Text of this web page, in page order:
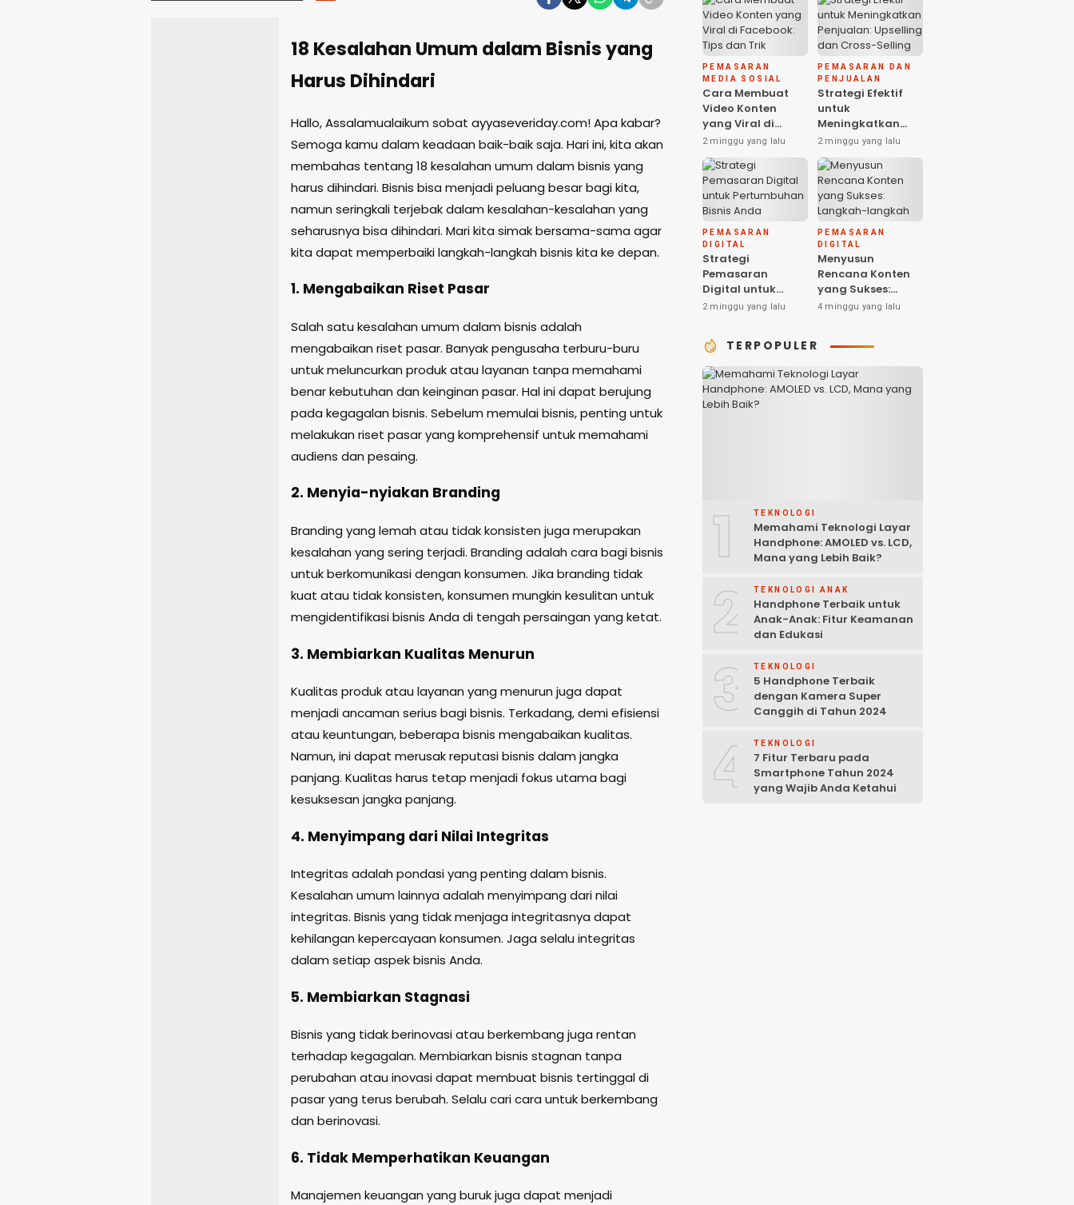
18 Kesalahan Umum dalam Bisnis yang
Harus Dihindari
Hallo, Assalamualaikum sobat ayyaseveriday.com! Apa kabar?
Semoga kamu dalam keadaan baik-baik saja. Hari ini, kita akan
membahas tentang 18 kesalahan umum dalam bisnis yang
harus dihindari. Bisnis bisa menjadi peluang besar bagi kita,
namun seringkali terjebak dalam kesalahan-kesalahan yang
seharusnya bisa dihindari. Mari kita simak bersama-sama agar
kita dapat memperbaiki langkah-langkah bisnis kita ke depan.
1. Mengabaikan Riset Pasar
Salah satu kesalahan umum dalam bisnis adalah
mengabaikan riset pasar. Banyak pengusaha terburu-buru
untuk meluncurkan produk atau layanan tanpa memahami
benar kebutuhan dan keinginan pasar. Hal ini dapat berujung
pada kegagalan bisnis. Sebelum memulai bisnis, penting untuk
melakukan riset pasar yang komprehensif untuk memahami
audiens dan pesaing.
2. Menyia-nyiakan Branding
Branding yang lemah atau tidak konsisten juga merupakan
kesalahan yang sering terjadi. Branding adalah cara bagi bisnis
untuk berkomunikasi dengan konsumen. Jika branding tidak
kuat atau tidak konsisten, konsumen mungkin kesulitan untuk
mengidentifikasi bisnis Anda di tengah persaingan yang ketat.
3. Membiarkan Kualitas Menurun
Kualitas produk atau layanan yang menurun juga dapat
menjadi ancaman serius bagi bisnis. Terkadang, demi efisiensi
atau keuntungan, beberapa bisnis mengabaikan kualitas.
Namun, ini dapat merusak reputasi bisnis dalam jangka
panjang. Kualitas harus tetap menjadi fokus utama bagi
kesuksesan jangka panjang.
4. Menyimpang dari Nilai Integritas
Integritas adalah pondasi yang penting dalam bisnis.
Kesalahan umum lainnya adalah menyimpang dari nilai
integritas. Bisnis yang tidak menjaga integritasnya dapat
kehilangan kepercayaan konsumen. Jaga selalu integritas
dalam setiap aspek bisnis Anda.
5. Membiarkan Stagnasi
Bisnis yang tidak berinovasi atau berkembang juga rentan
terhadap kegagalan. Membiarkan bisnis stagnan tanpa
perubahan atau inovasi dapat membuat bisnis tertinggal di
pasar yang terus berubah. Selalu cari cara untuk berkembang
dan berinovasi.
6. Tidak Memperhatikan Keuangan
Manajemen keuangan yang buruk juga dapat menjadi
PEMASARAN
MEDIA SOSIAL
Cara Membuat
Video Konten
yang Viral di
Facebook: Tips
dan Trik
2 minggu yang lalu
PEMASARAN DAN
PENJUALAN
Strategi Efektif
untuk
Meningkatkan
Penjualan:
Upselling dan
Cross-Selling
2 minggu yang lalu
PEMASARAN
DIGITAL
Strategi
Pemasaran
Digital untuk
Pertumbuhan
2 minggu yang lalu
PEMASARAN
DIGITAL
Menyusun
Rencana Konten
yang Sukses:
Langkah-langkah
4 minggu yang lalu
TERPOPULER
1 TEKNOLOGI
Memahami Teknologi Layar
Handphone: AMOLED vs. LCD,
Mana yang Lebih Baik?
2 TEKNOLOGI ANAK
Handphone Terbaik untuk
Anak-Anak: Fitur Keamanan
dan Edukasi
3 TEKNOLOGI
5 Handphone Terbaik
dengan Kamera Super
Canggih di Tahun 2024
4 TEKNOLOGI
7 Fitur Terbaru pada
Smartphone Tahun 2024
yang Wajib Anda Ketahui